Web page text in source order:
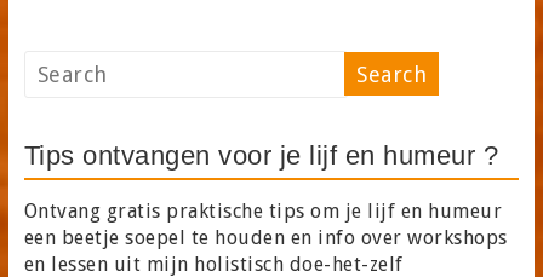
Tips ontvangen voor je lijf en humeur ?
Ontvang gratis praktische tips om je lijf en humeur
een beetje soepel te houden en info over workshops
en lessen uit mijn holistisch doe-het-zelf